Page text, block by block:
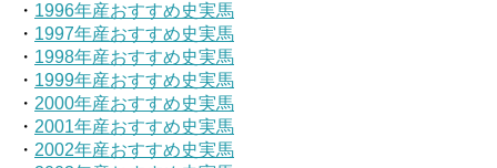
・ 1996年産おすすめ史実馬
・ 1997年産おすすめ史実馬
・ 1998年産おすすめ史実馬
・ 1999年産おすすめ史実馬
・ 2000年産おすすめ史実馬
・ 2001年産おすすめ史実馬
・ 2002年産おすすめ史実馬